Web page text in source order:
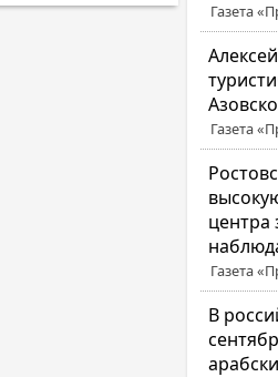
Газета
Газета
центра
Газета
В